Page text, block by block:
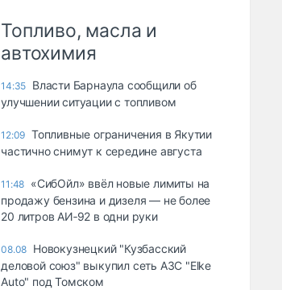
Топливо, масла и
автохимия
14:35 Власти Барнаула сообщили об
улучшении ситуации с топливом
12:09 Топливные ограничения в Якутии
частично снимут к середине августа
11:48 «СибОйл» ввёл новые лимиты на
продажу бензина и дизеля — не более
20 литров АИ‑92 в одни руки
08.08 Новокузнецкий "Кузбасский
деловой союз" выкупил сеть АЗС "Elke
Auto" под Томском